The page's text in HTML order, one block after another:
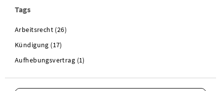
Tags
Arbeitsrecht (26)
Kündigung (17)
Aufhebungsvertrag (1)